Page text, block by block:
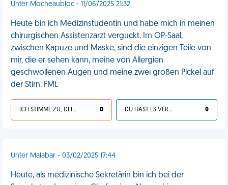
Unter Mocheaubloc - 11/06/2025 21:32
Heute bin ich Medizinstudentin und habe mich in meinen
chirurgischen Assistenzarzt verguckt. Im OP-Saal,
zwischen Kapuze und Maske, sind die einzigen Teile von
mir, die er sehen kann, meine von Allergien
geschwollenen Augen und meine zwei großen Pickel auf
der Stirn. FML
ICH STIMME ZU, DEIN LEBEN IST SCHEISSE 0 DU HAST ES VERDIENT 0
Unter Malabar - 03/02/2025 17:44
Heute, als medizinische Sekretärin bin ich bei der